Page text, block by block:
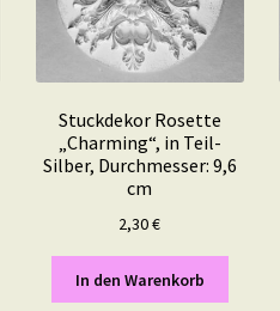
Stuckdekor Rosette
„Charming“, in Teil-
Silber, Durchmesser: 9,6
cm
2,30€
In den Warenkorb